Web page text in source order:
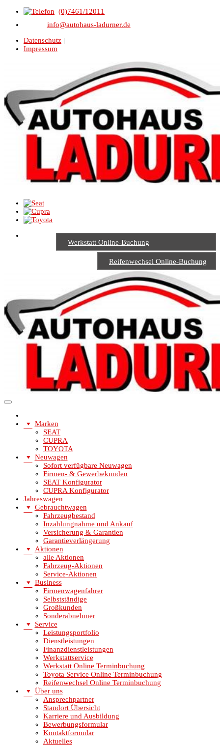
(0)7461/12011
info@autohaus-ladurner.de
Datenschutz |
Impressum
Werkstatt Online-Buchung
Reifenwechsel Online-Buchung
Marken
SEAT
CUPRA
TOYOTA
Neuwagen
Sofort verfügbare Neuwagen
Firmen- & Gewerbekunden
SEAT Konfigurator
CUPRA Konfigurator
Jahreswagen
Gebrauchtwagen
Fahrzeugbestand
Inzahlungnahme und Ankauf
Versicherung & Garantien
Garantieverlängerung
Aktionen
alle Aktionen
Fahrzeug-Aktionen
Service-Aktionen
Business
Firmenwagenfahrer
Selbstständige
Großkunden
Sonderabnehmer
Service
Leistungsportfolio
Dienstleistungen
Finanzdienstleistungen
Werkstattservice
Werkstatt Online Terminbuchung
Toyota Service Online Terminbuchung
Reifenwechsel Online Terminbuchung
Über uns
Ansprechpartner
Standort Übersicht
Karriere und Ausbildung
Bewerbungsformular
Kontaktformular
Aktuelles